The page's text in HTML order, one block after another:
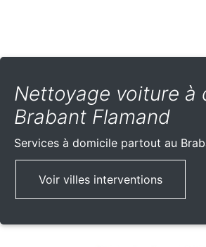
Nettoyage voiture à
Brabant Flamand
Services à domicile partout au
Voir villes interventions